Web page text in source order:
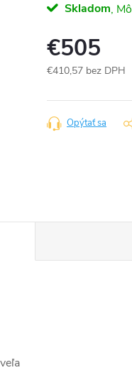
Skladom
€505
€410,57 bez DPH
cena:
Opýtať sa